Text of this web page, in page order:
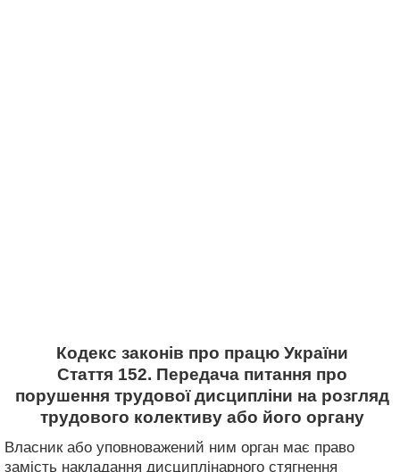
Кодекс законів про працю України
Стаття 152. Передача питання про
порушення трудової дисципліни на розгляд
трудового колективу або його органу
Власник або уповноважений ним орган має право
замість накладання дисциплінарного стягнення